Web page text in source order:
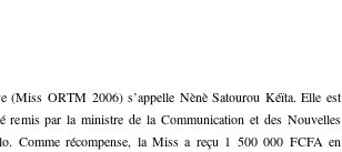
(Miss ORTM 2006) s’appelle Nènè Satourou Kéïta. Elle est
remis par la ministre de la Communication et des Nouvelles
Comme récompense, la Miss a reçu 1 500 000 FCFA en